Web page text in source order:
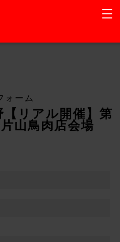
ォーム
【リアル開催】第
山鳥肉店会場